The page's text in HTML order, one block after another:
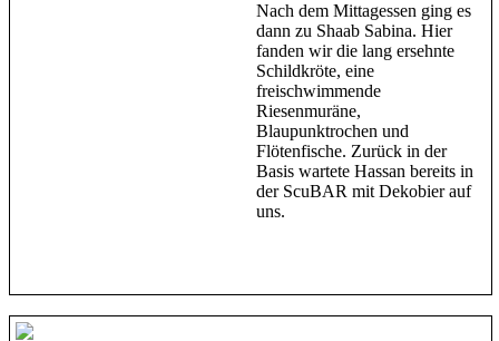
Nach dem Mittagessen ging es
dann zu Shaab Sabina. Hier
fanden wir die lang ersehnte
Schildkröte, eine
freischwimmende
Riesenmuräne,
Blaupunktrochen und
Flötenfische. Zurück in der
Basis wartete Hassan bereits in
der ScuBAR mit Dekobier auf
uns.